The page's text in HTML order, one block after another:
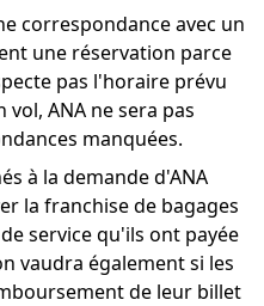
correspondance avec un
une réservation parce
pas l'horaire prévu
ANA ne sera pas
manquées.
à la demande d'ANA
la franchise de bagages
service qu'ils ont payée
vaudra également si les
de leur billet